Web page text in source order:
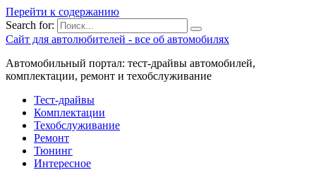
Перейти к содержанию
Search for:
Сайт для автолюбителей - все об автомобилях
Автомобильный портал: тест-драйвы автомобилей,
комплектации, ремонт и техобслуживание
Тест-драйвы
Комплектации
Техобслуживание
Ремонт
Тюнинг
Интересное